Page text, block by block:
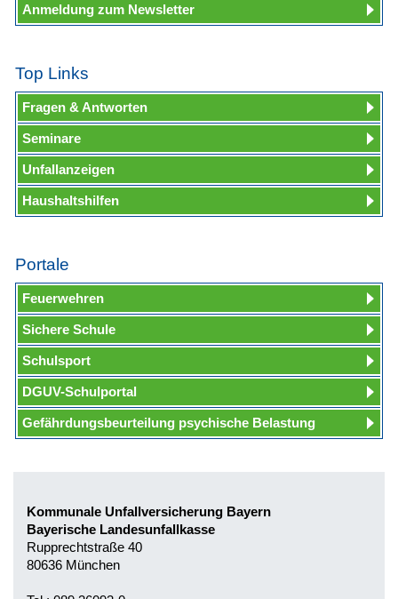
Anmeldung zum Newsletter
Top Links
Fragen & Antworten
Seminare
Unfallanzeigen
Haushaltshilfen
Portale
Feuerwehren
Sichere Schule
Schulsport
DGUV-Schulportal
Gefährdungsbeurteilung psychische Belastung
Kommunale Unfallversicherung Bayern
Bayerische Landesunfallkasse
Rupprechtstraße 40
80636 München